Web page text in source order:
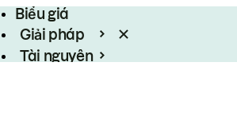
Biểu giá
Giải pháp
Tài nguyên